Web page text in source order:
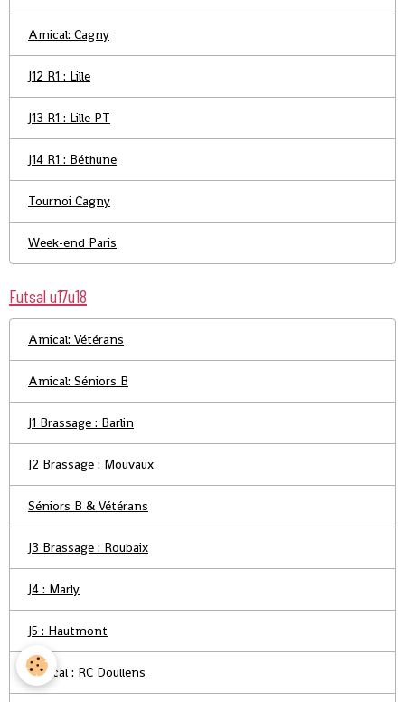
Amical: Cagny
J12 R1 : Lille
J13 R1 : Lille PT
J14 R1 : Béthune
Tournoi Cagny
Week-end Paris
Futsal u17u18
Amical: Vétérans
Amical: Séniors B
J1 Brassage : Barlin
J2 Brassage : Mouvaux
Séniors B & Vétérans
J3 Brassage : Roubaix
J4 : Marly
J5 : Hautmont
Amical : RC Doullens